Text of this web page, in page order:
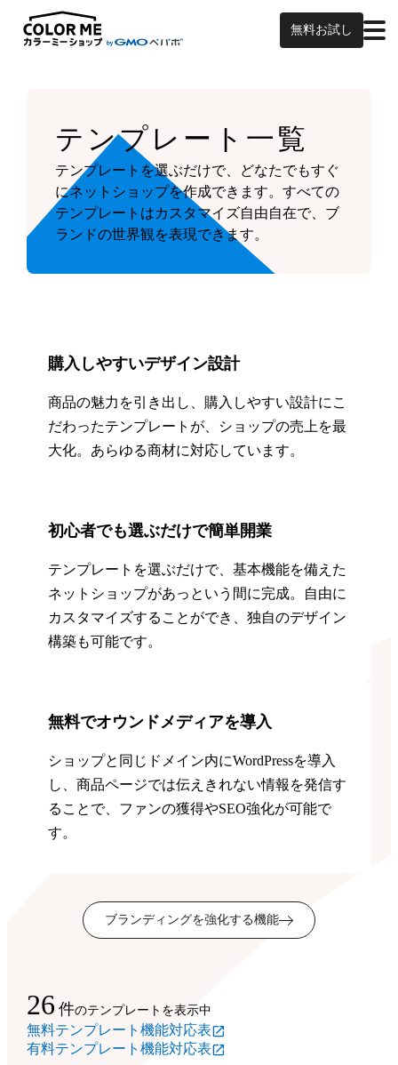
無料お試し
テンプレート一覧
テンプレートを選ぶだけで、どなたでもすぐ
にネットショップを作成できます。すべての
テンプレートはカスタマイズ自由自在で、ブ
ランドの世界観を表現できます。
購入しやすいデザイン設計
商品の魅力を引き出し、購入しやすい設計にこ
だわったテンプレートが、ショップの売上を最
大化。あらゆる商材に対応しています。
初心者でも選ぶだけで簡単開業
テンプレートを選ぶだけで、基本機能を備えた
ネットショップがあっという間に完成。自由に
カスタマイズすることができ、独自のデザイン
構築も可能です。
無料でオウンドメディアを導入
ショップと同じドメイン内にWordPressを導入
し、商品ページでは伝えきれない情報を発信す
ることで、ファンの獲得やSEO強化が可能で
す。
ブランディングを強化する機能
26 件のテンプレートを表示中
無料テンプレート機能対応表
有料テンプレート機能対応表